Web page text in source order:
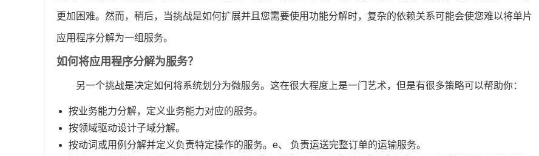
更加困难。然而，稍后，当挑战是如何扩展并且您需要使用功能分解时，复杂的依赖关系可能会使您难以将单片
应用程序分解为一组服务。
如何将应用程序分解为服务？
另一个挑战是决定如何将系统划分为微服务。这在很大程度上是一门艺术，但是有很多策略可以帮助你：
按业务能力分解，定义业务能力对应的服务。
按领域驱动设计子域分解。
按动词或用例分解并定义负责特定操作的服务。e、 负责运送完整订单的运输服务。